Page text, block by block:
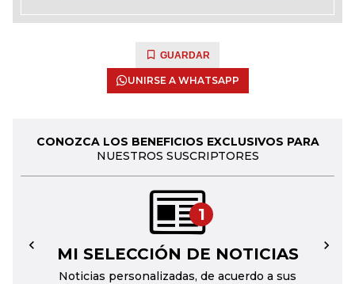
GUARDAR
UNIRSE A WHATSAPP
CONOZCA LOS BENEFICIOS EXCLUSIVOS PARA
NUESTROS SUSCRIPTORES
1
MI SELECCIÓN DE NOTICIAS
Noticias personalizadas, de acuerdo a sus
← →